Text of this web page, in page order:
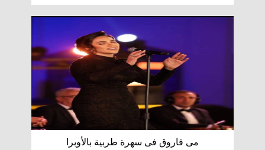
مى فاروق فى سهرة طربية بالأوبرا